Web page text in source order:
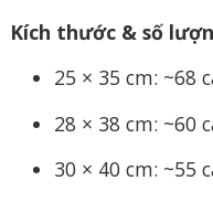
Kích thước & số
25 × 35 cm: ~68
28 × 38 cm: ~60
30 × 40 cm: ~55